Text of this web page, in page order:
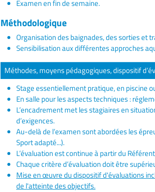
Examen en fin de semaine.
Méthodologique
Organisation des baignades, des sorties et
Sensibilisation aux différentes approches
Méthodes, moyens pédagogiques, dispositif
Stage essentiellement pratique, en piscine
En salle pour les aspects techniques :
L’encadrement met les stagiaires en
d’exigences.
Au-delà de l’examen sont abordées les
Sport adapté...).
L’évaluation est continue à partir du
Chaque critère d’évaluation doit être
Mise en œuvre du dispositif d'évaluations
de l'atteinte des objectifs.